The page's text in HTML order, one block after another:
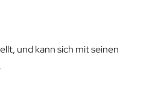
und kann sich mit seinen